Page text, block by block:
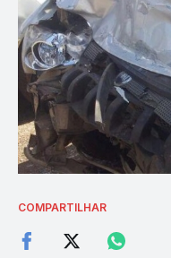
COMPARTILHAR